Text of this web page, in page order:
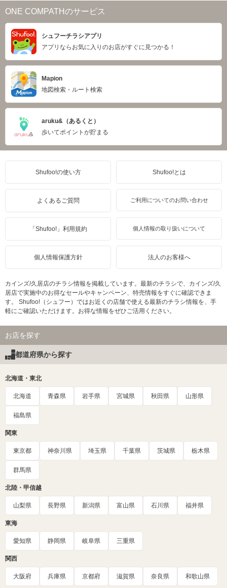
ONE COMPATHのサービス
シュフーチラシアプリ
アプリならお気に入りのお店がすぐに見つかる！
Mapion
地図検索・ルート検索
aruku&（あるくと）
歩いてポイントが貯まる
Shufoo!の使い方 Shufoo!とは
よくあるご質問 ご利用についてのお問い合わせ
「Shufoo!」利用規約 個人情報の取り扱いについて
個人情報保護方針 法人のお客様へ
カインズ/久居店のチラシ情報を掲載しています。最新のチラシで、カインズ/久
居店で実施中のお得なセールやキャンペーン、特売情報をすぐに確認できま
す。 Shufoo!（シュフー）ではお近くの店舗で使える最新のチラシ情報を、手
軽にご確認いただけます。お得な情報をぜひご活用ください。
お店を探す
都道府県から探す
北海道・東北
北海道 青森県 岩手県 宮城県 秋田県 山形県
福島県
関東
東京都 神奈川県 埼玉県 千葉県 茨城県 栃木県
群馬県
北陸・甲信越
山梨県 長野県 新潟県 富山県 石川県 福井県
東海
愛知県 静岡県 岐阜県 三重県
関西
大阪府 兵庫県 京都府 滋賀県 奈良県 和歌山県